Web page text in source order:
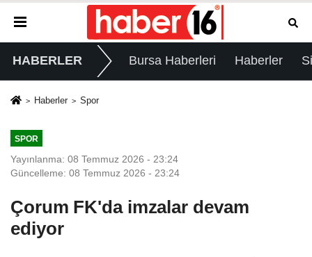
HABERLER Bursa Haberleri Haberler
Haberler Spor
SPOR
Yayınlanma: 08 Temmuz 2026 - 23:24
Güncelleme: 08 Temmuz 2026 - 23:24
Çorum FK'da imzalar devam
ediyor